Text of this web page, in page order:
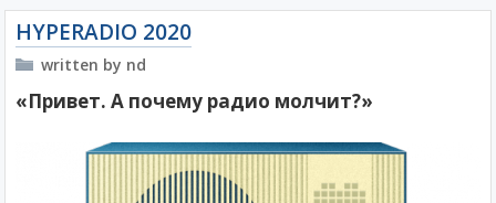
HYPERADIO 2020
written by nd
«Привет. А почему радио молчит?»